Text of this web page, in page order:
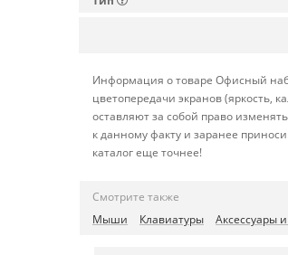
Информация о товаре Офисный
цветопередачи экранов (яркость,
оставляют за собой право
к данному факту и заранее
каталог еще точнее!
Смотрите также
Мыши
Клавиатуры Аксессуары